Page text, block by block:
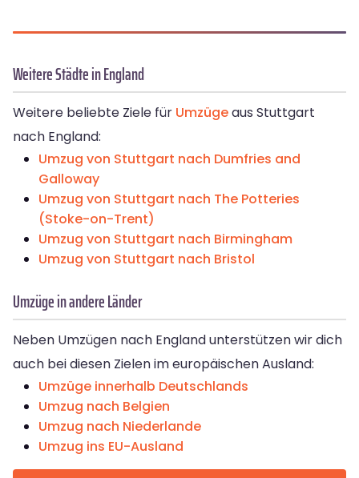
Weitere Städte in England
Weitere beliebte Ziele für Umzügeaus Stuttgart
nach England:
Umzug von Stuttgart nach Dumfries and
Galloway
Umzug von Stuttgart nach The Potteries
(Stoke-on-Trent)
Umzug von Stuttgart nach Birmingham
Umzug von Stuttgart nach Bristol
Umzüge in andere Länder
Neben Umzügen nach England unterstützen wir dich
auch bei diesen Zielen im europäischen Ausland:
Umzüge innerhalb Deutschlands
Umzug nach Belgien
Umzug nach Niederlande
Umzug ins EU-Ausland